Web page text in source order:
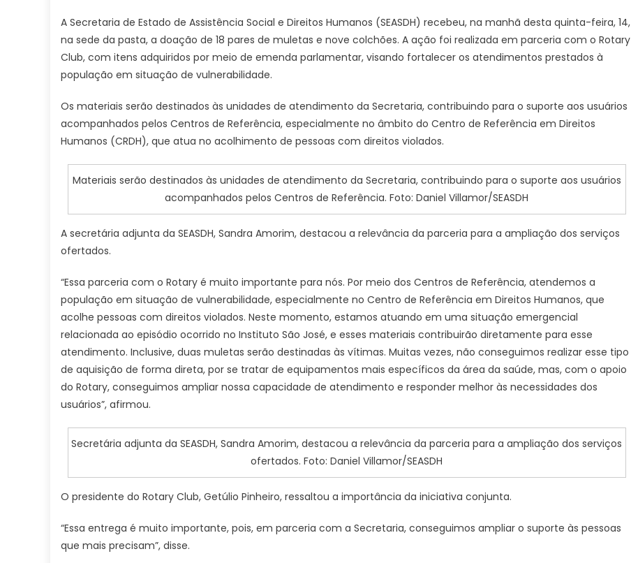
do
Estado
recebe
muletas
e
colchões
atendimento
à
em
vulnerabilidade
A Secretaria de Estado de Assistência Social e Direitos Humanos (SEASDH) recebeu, na manhã desta quinta-feira, 14,
na sede da pasta, a doação de 18 pares de muletas e nove colchões. A ação foi realizada em parceria com o Rotary
Club, com itens adquiridos por meio de emenda parlamentar, visando fortalecer os atendimentos prestados à
população em situação de vulnerabilidade.
Os materiais serão destinados às unidades de atendimento da Secretaria, contribuindo para o suporte aos usuários
acompanhados pelos Centros de Referência, especialmente no âmbito do Centro de Referência em Direitos
Humanos (CRDH), que atua no acolhimento de pessoas com direitos violados.
Materiais serão destinados às unidades de atendimento da Secretaria, contribuindo para o suporte aos usuários
acompanhados pelos Centros de Referência. Foto: Daniel Villamor/SEASDH
A secretária adjunta da SEASDH, Sandra Amorim, destacou a relevância da parceria para a ampliação dos serviços
ofertados.
“Essa parceria com o Rotary é muito importante para nós. Por meio dos Centros de Referência, atendemos a
população em situação de vulnerabilidade, especialmente no Centro de Referência em Direitos Humanos, que
acolhe pessoas com direitos violados. Neste momento, estamos atuando em uma situação emergencial
relacionada ao episódio ocorrido no Instituto São José, e esses materiais contribuirão diretamente para esse
atendimento. Inclusive, duas muletas serão destinadas às vítimas. Muitas vezes, não conseguimos realizar esse tipo
de aquisição de forma direta, por se tratar de equipamentos mais específicos da área da saúde, mas, com o apoio
do Rotary, conseguimos ampliar nossa capacidade de atendimento e responder melhor às necessidades dos
usuários”, afirmou.
Secretária adjunta da SEASDH, Sandra Amorim, destacou a relevância da parceria para a ampliação dos serviços
ofertados. Foto: Daniel Villamor/SEASDH
O presidente do Rotary Club, Getúlio Pinheiro, ressaltou a importância da iniciativa conjunta.
“Essa entrega é muito importante, pois, em parceria com a Secretaria, conseguimos ampliar o suporte às pessoas
que mais precisam”, disse.